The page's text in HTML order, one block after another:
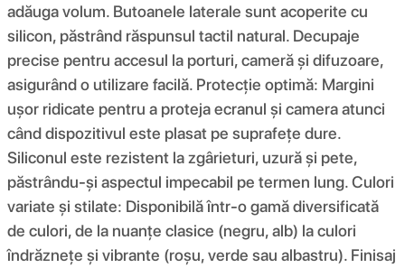
adăuga volum. Butoanele laterale sunt acoperite cu
silicon, păstrând răspunsul tactil natural. Decupaje
precise pentru accesul la porturi, cameră și difuzoare,
asigurând o utilizare facilă. Protecție optimă: Margini
ușor ridicate pentru a proteja ecranul și camera atunci
când dispozitivul este plasat pe suprafețe dure.
Siliconul este rezistent la zgârieturi, uzură și pete,
păstrându-și aspectul impecabil pe termen lung. Culori
variate și stilate: Disponibilă într-o gamă diversificată
de culori, de la nuanțe clasice (negru, alb) la culori
îndrăznețe și vibrante (roșu, verde sau albastru). Finisaj